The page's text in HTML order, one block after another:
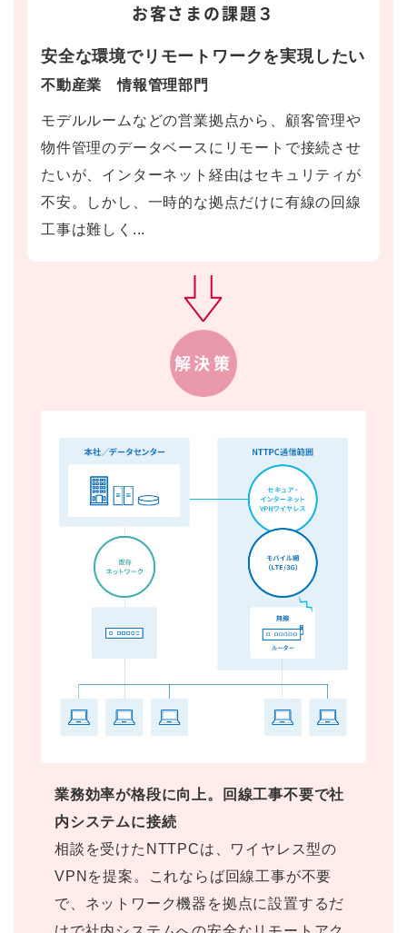
お客さまの課題３
安全な環境でリモートワークを実現したい
不動産業 情報管理部門
モデルルームなどの営業拠点から、顧客管理や
物件管理のデータベースにリモートで接続させ
たいが、インターネット経由はセキュリティが
不安。しかし、一時的な拠点だけに有線の回線
工事は難しく...
解決策
業務効率が格段に向上。回線工事不要で社
内システムに接続
相談を受けたNTTPCは、ワイヤレス型の
VPNを提案。これならば回線工事が不要
で、ネットワーク機器を拠点に設置するだ